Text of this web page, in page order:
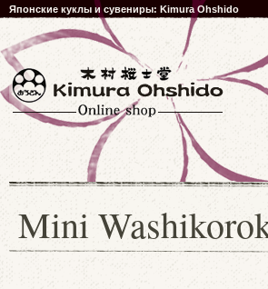
Японские куклы и сувениры: Kimura Ohshido
Mini